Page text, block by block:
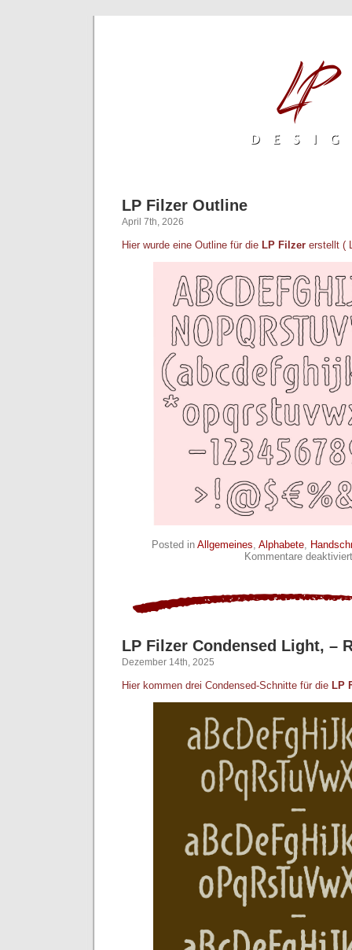
LP Filzer Outline
April 7th, 2026
Hier wurde eine Outline für die LP Filzer erstellt (
Posted in Allgemeines Alphabete
Kommentare deaktiviert
LP Filzer Condensed Light, –
Dezember 14th, 2025
Hier kommen drei Condensed-Schnitte für die LP